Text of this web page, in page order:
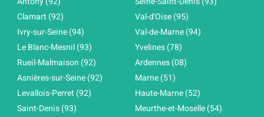
Clamart (92)
Ivry-sur-Seine (94)
Le Blanc-Mesnil (93)
Rueil-Malmaison (92)
Asnières-sur-Seine (92)
Levallois-Perret (92)
Saint-Denis (93)
Val-d'Oise (95)
Val-de-Marne (94)
Yvelines (78)
Ardennes (08)
Marne (51)
Haute-Marne (52)
Meurthe-et-Moselle (54)